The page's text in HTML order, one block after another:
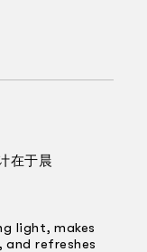
在于晨
light, makes
refreshes